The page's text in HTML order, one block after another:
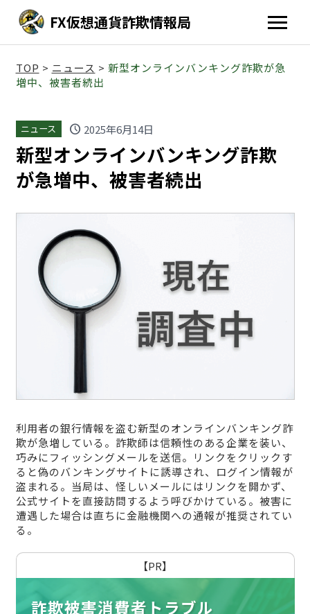
FX仮想通貨詐欺情報局
TOP > ニュース > 新型オンラインバンキング詐欺が急
増中、被害者続出
ニュース schedule 2025年6月14日
新型オンラインバンキング詐欺
が急増中、被害者続出
利用者の銀行情報を盗む新型のオンラインバンキング詐
欺が急増している。詐欺師は信頼性のある企業を装い、
巧みにフィッシングメールを送信。リンクをクリックす
ると偽のバンキングサイトに誘導され、ログイン情報が
盗まれる。当局は、怪しいメールにはリンクを開かず、
公式サイトを直接訪問するよう呼びかけている。被害に
遭遇した場合は直ちに金融機関への通報が推奨されてい
る。
【PR】
詐欺被害消費者トラブル